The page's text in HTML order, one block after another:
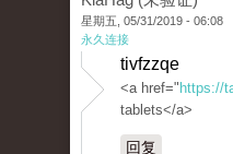
星期五, 05/31/2019 - 06:08
永久连接
tivfzzqe
<a href=" https://
tablets</a>
回复